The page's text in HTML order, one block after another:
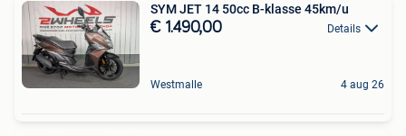
SYM JET 14 50cc B-klasse 45km/u
€ 1.490,00 Details
Westmalle 4 aug 26